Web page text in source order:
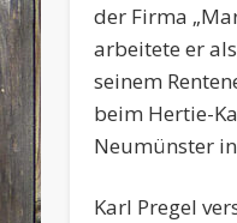
der Firma
arbeitete er
seinem
beim Hertie-
Neumünster
Karl Pregel